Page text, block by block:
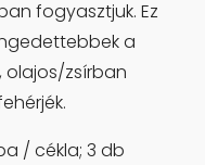
fogyasztjuk. Ez
a
olajos/zsírban
/ cékla; 3 db